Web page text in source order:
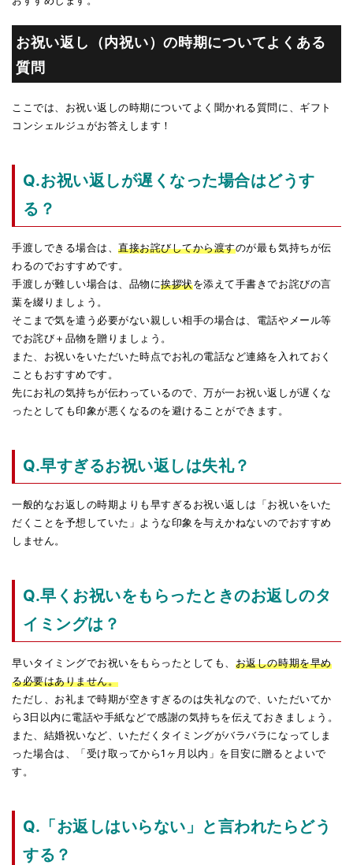
お祝い返し（内祝い）の時期についてよくある
質問
ここでは、お祝い返しの時期についてよく聞かれる質問に、ギフト
コンシェルジュがお答えします！
Q.お祝い返しが遅くなった場合はどうす
る？
手渡しできる場合は、直接お詫びしてから渡すのが最も気持ちが伝
わるのでおすすめです。
手渡しが難しい場合は、品物に挨拶状を添えて手書きでお詫びの言
葉を綴りましょう。
そこまで気を遣う必要がない親しい相手の場合は、電話やメール等
でお詫び＋品物を贈りましょう。
また、お祝いをいただいた時点でお礼の電話など連絡を入れておく
こともおすすめです。
先にお礼の気持ちが伝わっているので、万が一お祝い返しが遅くな
ったとしても印象が悪くなるのを避けることができます。
Q.早すぎるお祝い返しは失礼？
一般的なお返しの時期よりも早すぎるお祝い返しは「お祝いをいた
だくことを予想していた」ような印象を与えかねないのでおすすめ
しません。
Q.早くお祝いをもらったときのお返しのタ
イミングは？
早いタイミングでお祝いをもらったとしても、 お返しの時期を早め
る必要はありません。
ただし、お礼まで時期が空きすぎるのは失礼なので、いただいてか
ら3日以内に電話や手紙などで感謝の気持ちを伝えておきましょう。
また、結婚祝いなど、いただくタイミングがバラバラになってしま
った場合は、「受け取ってから1ヶ月以内」を目安に贈るとよいで
す。
Q.「お返しはいらない」と言われたらどう
する？